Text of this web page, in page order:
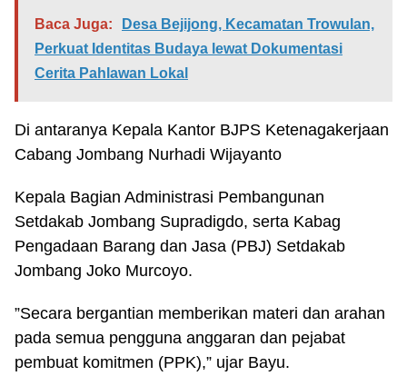
Baca Juga:
Desa Bejijong, Kecamatan Trowulan,
Perkuat Identitas Budaya lewat Dokumentasi
Cerita Pahlawan Lokal
Di antaranya Kepala Kantor BJPS Ketenagakerjaan
Cabang Jombang Nurhadi Wijayanto
Kepala Bagian Administrasi Pembangunan
Setdakab Jombang Supradigdo, serta Kabag
Pengadaan Barang dan Jasa (PBJ) Setdakab
Jombang Joko Murcoyo.
”Secara bergantian memberikan materi dan arahan
pada semua pengguna anggaran dan pejabat
pembuat komitmen (PPK),” ujar Bayu.